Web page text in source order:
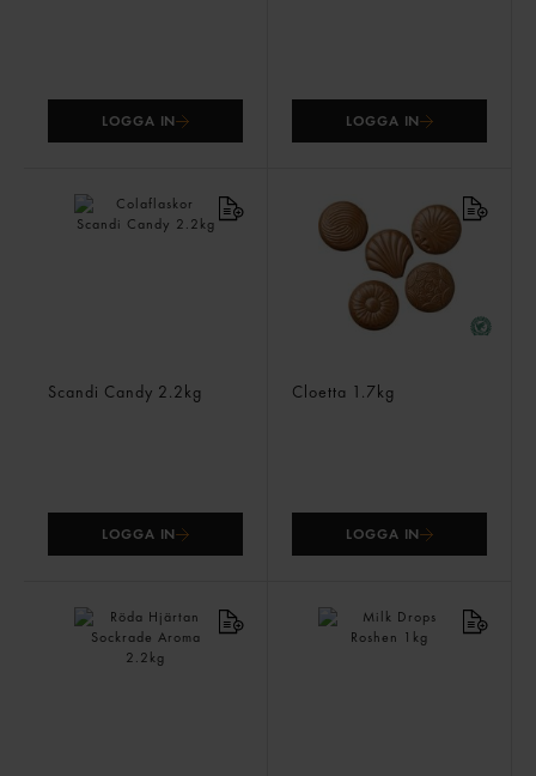
LOGGA IN LOGGA IN
Scandi Candy 2.2kg
LOGGA IN
Cloetta 1.7kg
LOGGA IN